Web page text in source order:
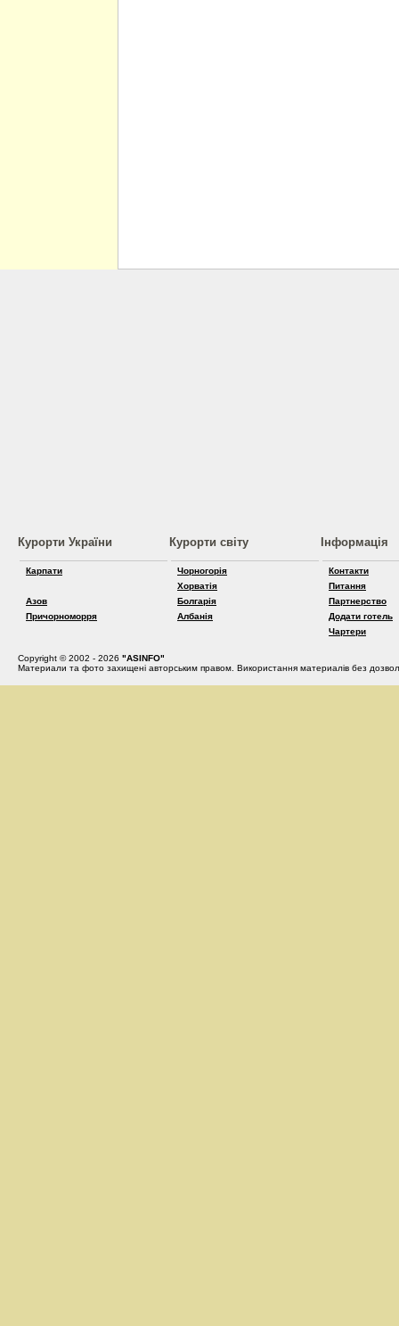
Курорти України
Карпати
Азов
Причорноморря
Курорти світу
Чорногорія
Хорватія
Болгарія
Албанія
Інформація
Контакти
Питання
Партнерство
Додати готель
Чартери
Copyright © 2002 - 2026 "ASINFO"
Материали та фото захищені авторським правом. Використання материалів без